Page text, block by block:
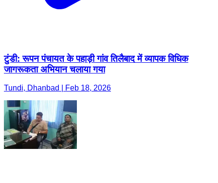
टुंडी: रूपन पंचायत के पहाड़ी गांव तिलैबाद में व्यापक विधिक
जागरूकता अभियान चलाया गया
Tundi, Dhanbad | Feb 18, 2026